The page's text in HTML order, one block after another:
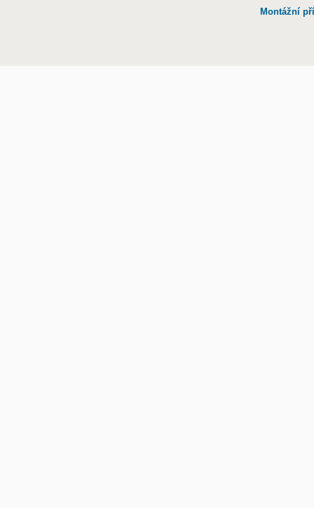
Montážní